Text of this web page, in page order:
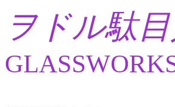
ヲドル駄